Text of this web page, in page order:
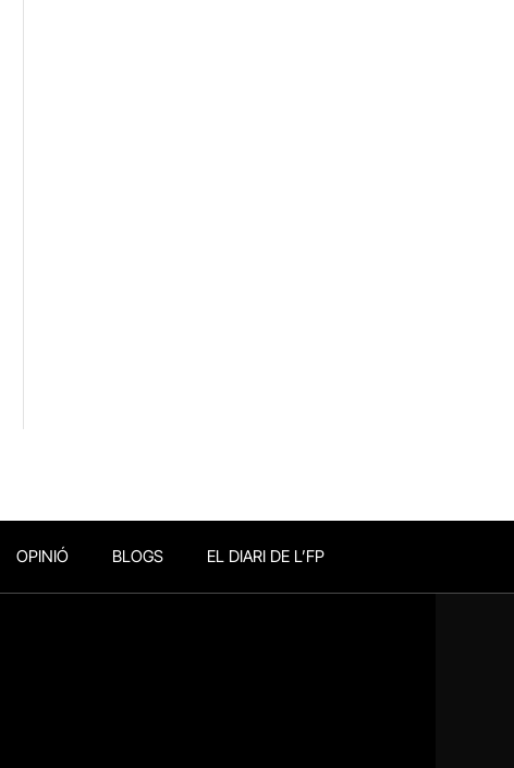
OPINIÓ BLOGS EL DIARI DE L’FP